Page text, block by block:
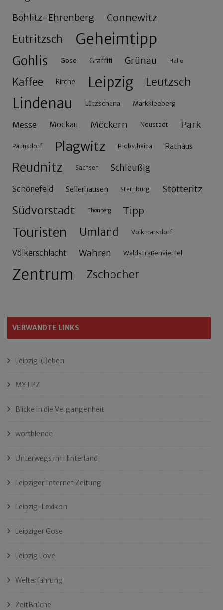
Böhlitz-Ehrenberg Connewitz
Eutritzsch Geheimtipp
Gohlis Gose Graffiti Grünau Halle
Kaffee Kirche Leipzig Leutzsch
Lindenau Lützschena Markkleeberg
Messe Mockau Möckern Neustadt Park
Paunsdorf Plagwitz Probstheida Rathaus
Reudnitz Sachsen Schleußig
Schönefeld Sellerhausen Sternburg Stötteritz
Südvorstadt Thonberg Tipp
Touristen Umland Volkmarsdorf
Völkerschlacht Wahren Waldstraßenviertel
Zentrum Zschocher
VERWANDTE LINKS
Leipzig l(i)eben
MY LPZ
Blicke in die Vergangenheit
wortblende
Unterwegs im Hinterland
Leipziger Internet Zeitung
Leipzig-Lexikon
Leipziger Gose
Leipzig Love
Welterfahrung
ZeitBrüche